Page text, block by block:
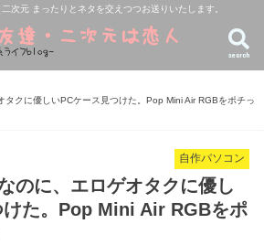
次元 まったりとネタを交えつつお送りいたします。
search
タクに優しいPCケース見つけた。Pop Mini Air RGBをポチっ
自作パソコン
のに、エロゲオタクに優し
けた。Pop Mini Air RGBをポ